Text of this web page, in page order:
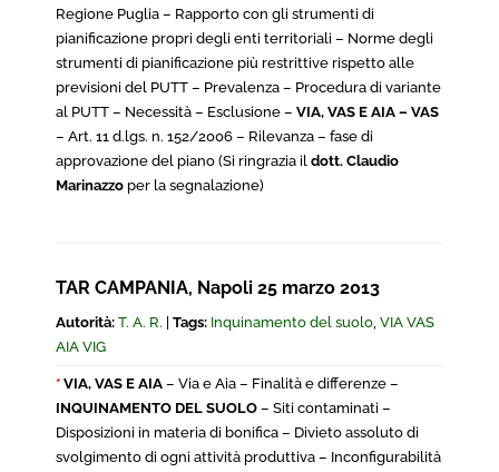
Regione Puglia – Rapporto con gli strumenti di
pianificazione propri degli enti territoriali – Norme degli
strumenti di pianificazione più restrittive rispetto alle
previsioni del PUTT – Prevalenza – Procedura di variante
al PUTT – Necessità – Esclusione – VIA, VAS E AIA – VAS
– Art. 11 d.lgs. n. 152/2006 – Rilevanza – fase di
approvazione del piano (Si ringrazia il dott. Claudio
Marinazzo per la segnalazione)
TAR CAMPANIA, Napoli 25 marzo 2013
Autorità: T. A. R. Tags: Inquinamento del suolo, VIA VAS
AIA VIG
* VIA, VAS E AIA – Via e Aia – Finalità e differenze –
INQUINAMENTO DEL SUOLO – Siti contaminati –
Disposizioni in materia di bonifica – Divieto assoluto di
svolgimento di ogni attività produttiva – Inconfigurabilità